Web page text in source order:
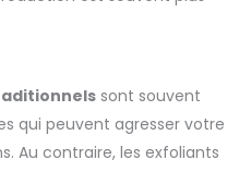
sont souvent
qui peuvent agresser votre
Au contraire, les exfoliants